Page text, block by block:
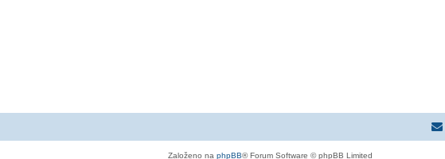
Založeno na phpBB® Forum Software © phpBB Limited